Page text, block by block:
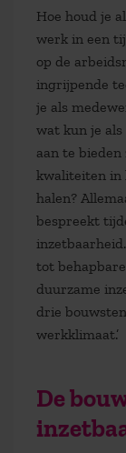
Hoe houd je
werk in een
op de
ingrijpende
je als
wat kun je
aan te
kwaliteiten in
halen?
bespreekt
tot
duurzame
drie
werkklimaat.’
De